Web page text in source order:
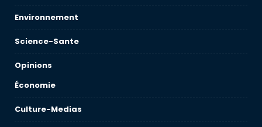
Environnement
Science-Sante
Opinions
Économie
Culture-Medias